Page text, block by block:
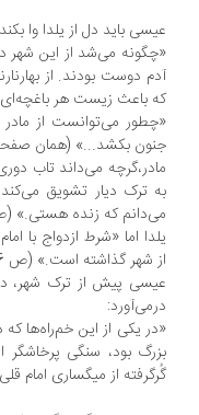
باید دل از یلدا وا بکند و ترک
می‌شد از این شهر دل کند
دوست بودند. از
باعث زیست هر باغچه‌ای
می‌توانست از مادر دل
بکشد...» (همان صفحه)
می‌داند تاب دوری پسر
ترک دیار تشویق می‌کند... باد
که زنده هستی.» (ص 102)
اما «شرط ازدواج با امام
شهر گذاشته است.» (ص 126)
پیش از ترک شهر، درکمین
یکی از این خم‌راه‌ها که دو
بود، سنگی پرخاشگر از
از میگساری امام قلی